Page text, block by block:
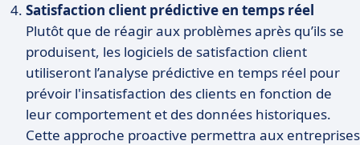
Satisfaction client prédictive en temps réel
Plutôt que de réagir aux problèmes après qu’ils se
produisent, les logiciels de satisfaction client
utiliseront l’analyse prédictive en temps réel pour
prévoir l'insatisfaction des clients en fonction de
leur comportement et des données historiques.
Cette approche proactive permettra aux entreprises